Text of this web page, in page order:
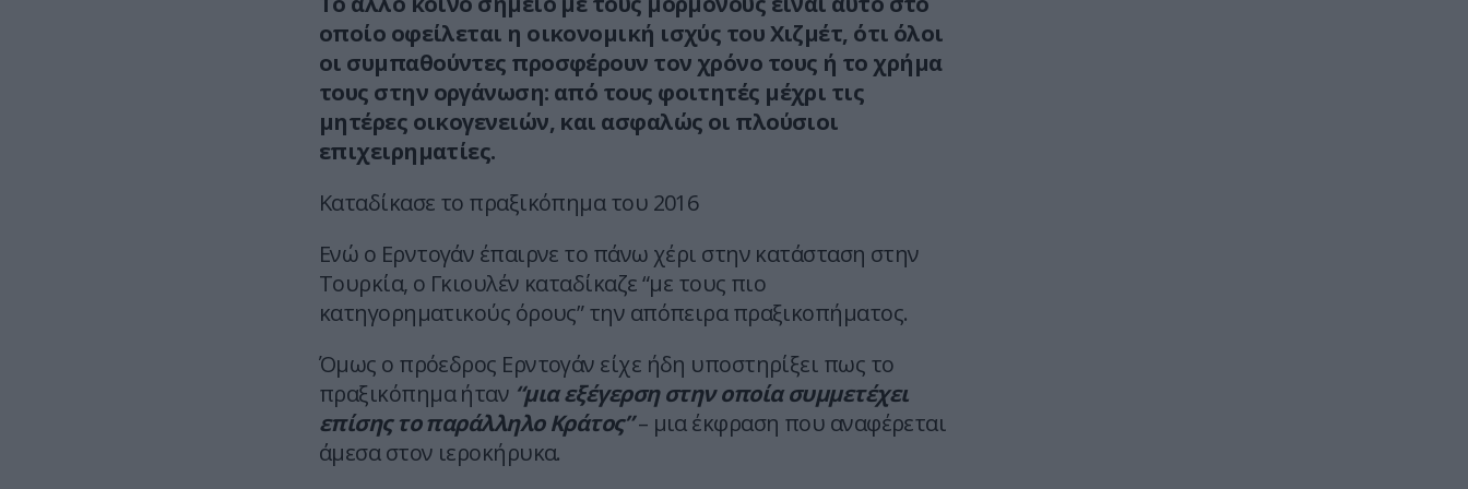
οποίο οφείλεται η οικονομική ισχύς του Χιζμέτ, ότι όλοι
οι συμπαθούντες προσφέρουν τον χρόνο τους ή το χρήμα
τους στην οργάνωση: από τους φοιτητές μέχρι τις
μητέρες οικογενειών, και ασφαλώς οι πλούσιοι
επιχειρηματίες.
Καταδίκασε το πραξικόπημα του 2016
Ενώ ο Ερντογάν έπαιρνε το πάνω χέρι στην κατάσταση στην
Τουρκία, ο Γκιουλέν καταδίκαζε “με τους πιο
κατηγορηματικούς όρους” την απόπειρα πραξικοπήματος.
Όμως ο πρόεδρος Ερντογάν είχε ήδη υποστηρίξει πως το
πραξικόπημα ήταν “μια εξέγερση στην οποία συμμετέχει
επίσης το παράλληλο Κράτος”– μια έκφραση που αναφέρεται
άμεσα στον ιεροκήρυκα.